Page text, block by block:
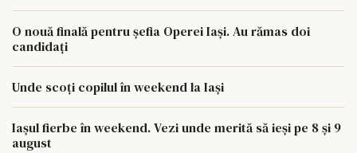
O nouă finală pentru șefia Operei Iași. Au rămas doi
candidați
Unde scoți copilul în weekend la Iași
Iașul fierbe în weekend. Vezi unde merită să ieși pe 8 și 9
august